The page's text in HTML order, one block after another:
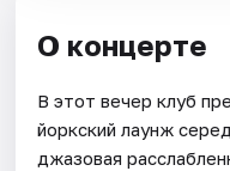
О концерте
В этот вечер клуб
йоркский лаунж
джазовая